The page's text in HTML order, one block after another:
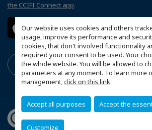
Our website uses cookies and others
usage, improve its performance and
cookies, that don't involved functionnality
required your consent to be used. Your
the whole website. You will be allowed to
parameters at any moment. To learn more
management,click on this link.
Accept all purposes Accept the
Customize
the CCIFI Connect app.